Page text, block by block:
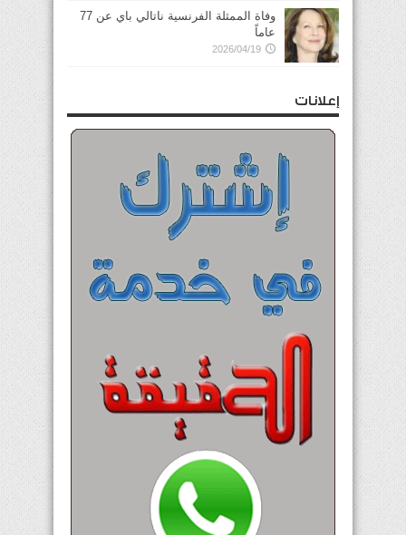
وفاة الممثلة الفرنسية ناتالي باي عن 77
عاماً
2026/04/19
إعلانات